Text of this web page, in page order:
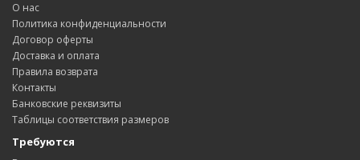
О нас
Политика конфиденциальности
Договор оферты
Доставка и оплата
Правила возврата
Контакты
Банковские реквизиты
Таблицы соответствия размеров
Требуются